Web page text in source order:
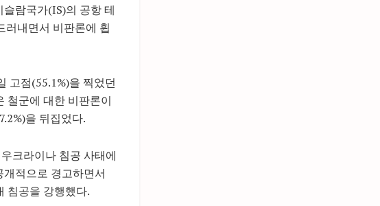
람국가(IS)의 공항 테
러내면서 비판론에 휩
고점(55.1%)을 찍었던
철군에 대한 비판론이
을 뒤집었다.
크라이나 침공 사태에
적으로 경고하면서
침공을 강행했다.